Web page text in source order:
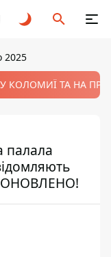
2025
КОЛОМИЇ ТА НА
палала
ОНОВЛЕНО!